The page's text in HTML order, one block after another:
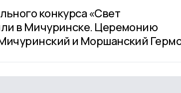
конкурса «Свет
в Мичуринске. Церемонию
и Моршанский